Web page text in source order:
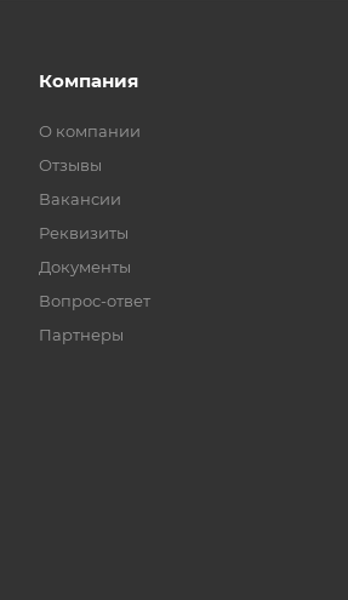
Компания
О компании
Отзывы
Вакансии
Реквизиты
Документы
Вопрос-ответ
Партнеры